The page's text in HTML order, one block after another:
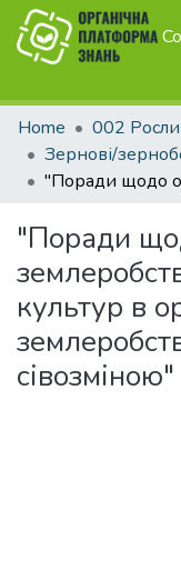
Home
002
"Поради
культур в
сівозміною"